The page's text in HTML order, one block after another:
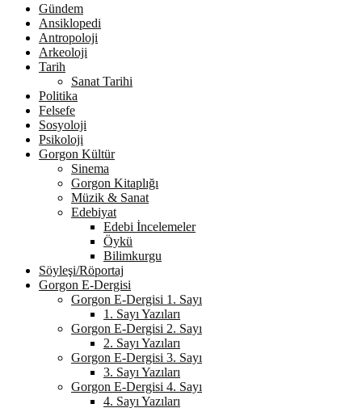
Gündem
Ansiklopedi
Antropoloji
Arkeoloji
Tarih
Sanat Tarihi
Politika
Felsefe
Sosyoloji
Psikoloji
Gorgon Kültür
Sinema
Gorgon Kitaplığı
Müzik & Sanat
Edebiyat
Edebi İncelemeler
Öykü
Bilimkurgu
Söyleşi/Röportaj
Gorgon E-Dergisi
Gorgon E-Dergisi 1. Sayı
1. Sayı Yazıları
Gorgon E-Dergisi 2. Sayı
2. Sayı Yazıları
Gorgon E-Dergisi 3. Sayı
3. Sayı Yazıları
Gorgon E-Dergisi 4. Sayı
4. Sayı Yazıları